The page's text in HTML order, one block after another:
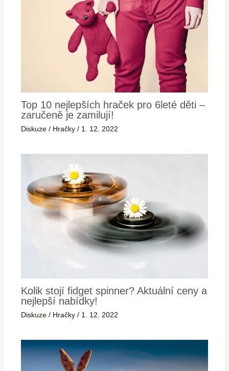
Top 10 nejlepších hraček pro 6leté děti –
zaručeně je zamilují!
Diskuze / Hračky / 1. 12. 2022
Kolik stojí fidget spinner? Aktuální ceny a
nejlepší nabídky!
Diskuze / Hračky / 1. 12. 2022